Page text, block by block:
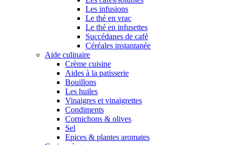
Les infusions
Le thé en vrac
Le thé en infusettes
Succédanes de café
Céréales instantanée
Aide culinaire
Crème cuisine
Aides à la patisserie
Bouillons
Les huiles
Vinaigres et vinaigrettes
Condiments
Cornichons & olives
Sel
Epices & plantes aromates